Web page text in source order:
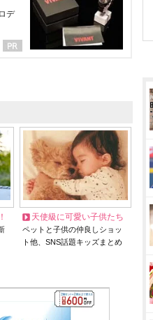
デ
天使級に可愛い子供たち
ペットと子供の仲良しショッ
ト他、SNS話題キッズまとめ